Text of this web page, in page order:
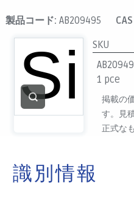
主要取扱ブランド
代理店一覧
支払い
製品検索
見積発行
製品コード: AB209495
SKU
1 pce
掲載の
す。見
正式な
識別情報